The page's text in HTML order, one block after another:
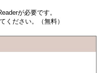
が必要です。
ください。（無料）